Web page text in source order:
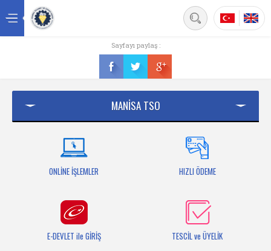
Üyelik
Bilgi Bankası
Sayfayı paylaş :
MANİSA TSO
ONLİNE İŞLEMLER HIZLI ÖDEME
E-DEVLET ile GİRİŞ TESCİL ve ÜYELİK